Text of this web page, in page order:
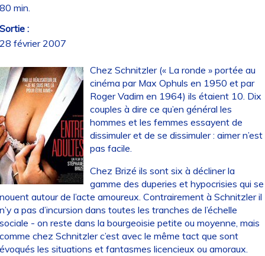
min.
:
février 2007
Chez Schnitzler (« La ronde » portée au
cinéma par Max Ophuls en 1950 et par
Roger Vadim en 1964) ils étaient 10. Dix
couples à dire ce qu’en général les
hommes et les femmes essayent de
dissimuler et de se dissimuler : aimer n’est
pas facile.
Chez Brizé ils sont six à décliner la
gamme des duperies et hypocrisies qui se
autour de l’acte amoureux. Contrairement à Schnitzler il
a pas d’incursion dans toutes les tranches de l’échelle
- on reste dans la bourgeoisie petite ou moyenne, mais
chez Schnitzler c’est avec le même tact que sont
les situations et fantasmes licencieux ou amoraux.